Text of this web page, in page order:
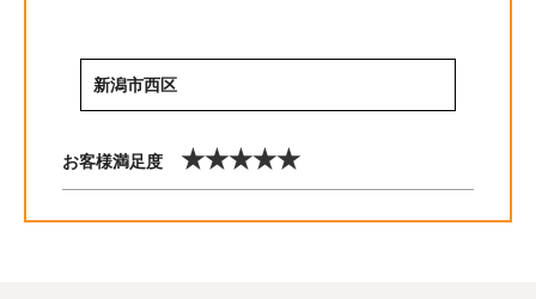
新潟市西区
お客様満足度 ★★★★★